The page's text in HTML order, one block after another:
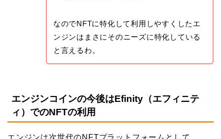
なのでNFTに特化して利用しやすくしたエ
ンジンはまさにそのニーズに特化している
と言えるわ。
エンジンコインの今後はEfinity（エフィニテ
ィ）でのNFTの利用
エンジンは次世代のNFTプラットフォームとして